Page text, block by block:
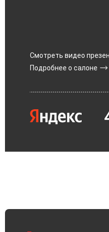
Смотреть видео
Подробнее о салоне